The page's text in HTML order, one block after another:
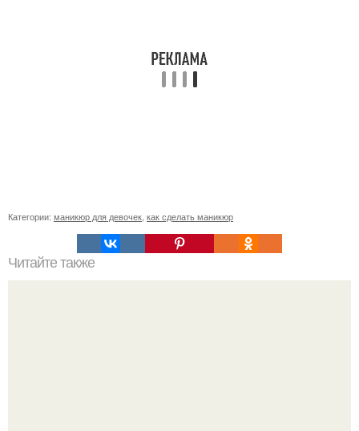
Категории: маникюр для девочек как сделать маникюр
Читайте также